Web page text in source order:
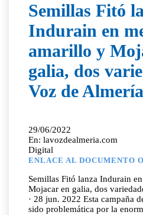
Semillas Fitó
Indurain en
amarillo y
galia, dos
Voz de Almería
29/06/2022
En: lavozdealmeria.com
Digital
ENLACE AL DOCUMENTO
Semillas Fitó lanza Indurain
Mojacar en galia, dos
· 28 jun. 2022 Esta campaña
sido problemática por la